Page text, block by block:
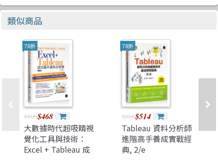
類似商品
78折
$600$468
大數據時代超吸睛視
覺化工具與技術：
Excel + Tableau 成
78折
$660$514
Tableau 資料分析師
進階高手養成實戰經
典, 2/e